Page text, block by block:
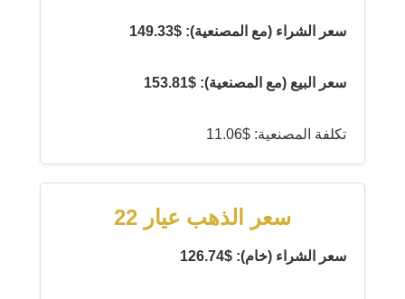
سعر الشراء (مع المصنعية): $149.33
سعر البيع (مع المصنعية): $153.81
تكلفة المصنعية: $11.06
سعر الذهب عيار 22
سعر الشراء (خام): $126.74